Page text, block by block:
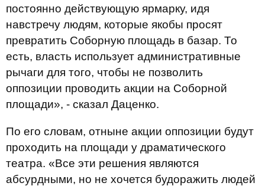
постоянно действующую ярмарку, идя
навстречу людям, которые якобы просят
превратить Соборную площадь в базар. То
есть, власть использует административные
рычаги для того, чтобы не позволить
оппозиции проводить акции на Соборной
площади», - сказал Даценко.
По его словам, отныне акции оппозиции будут
проходить на площади у драматического
театра. «Все эти решения являются
абсурдными, но не хочется будоражить людей